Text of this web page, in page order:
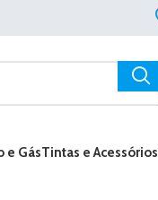
e GásTintas e Acessórios